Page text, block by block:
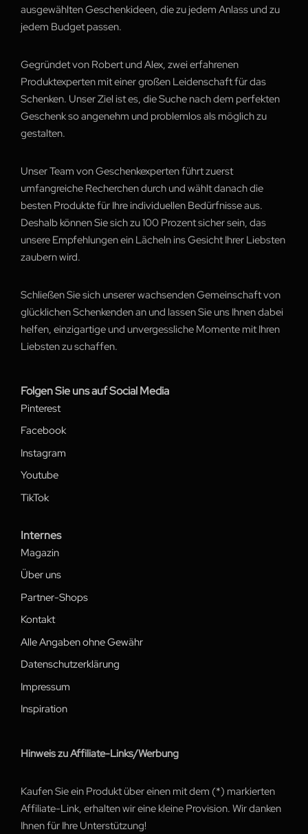
ausgewählten Geschenkideen, die zu jedem Anlass und zu
jedem Budget passen.
Gegründet von Robert und Alex, zwei erfahrenen
Produktexperten mit einer großen Leidenschaft für das
Schenken. Unser Ziel ist es, die Suche nach dem perfekten
Geschenk so angenehm und problemlos als möglich zu
gestalten.
Unser Team von Geschenkexperten führt zuerst
umfangreiche Recherchen durch und wählt danach die
besten Produkte für Ihre individuellen Bedürfnisse aus.
Deshalb können Sie sich zu 100 Prozent sicher sein, das
unsere Empfehlungen ein Lächeln ins Gesicht Ihrer Liebsten
zaubern wird.
Schließen Sie sich unserer wachsenden Gemeinschaft von
glücklichen Schenkenden an und lassen Sie uns Ihnen dabei
helfen, einzigartige und unvergessliche Momente mit Ihren
Liebsten zu schaffen.
Folgen Sie uns auf Social Media
Pinterest
Facebook
Instagram
Youtube
TikTok
Internes
Magazin
Über uns
Partner-Shops
Kontakt
Alle Angaben ohne Gewähr
Datenschutzerklärung
Impressum
Inspiration
Hinweis zu Affiliate-Links/Werbung
Kaufen Sie ein Produkt über einen mit dem (*) markierten
Affiliate-Link, erhalten wir eine kleine Provision. Wir danken
Ihnen für Ihre Unterstützung!